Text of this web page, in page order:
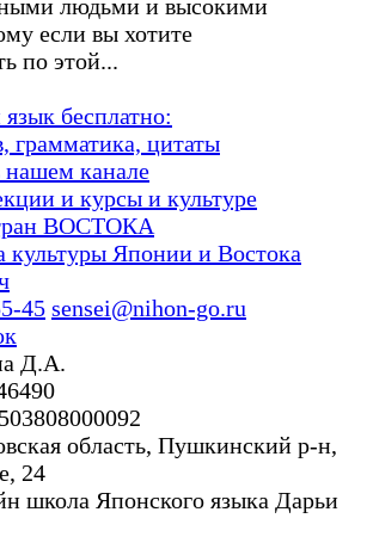
людьми и высокими
если вы хотите
по этой...
бесплатно:
грамматика, цитаты
нашем канале
и курсы и культуре
ВОСТОКА
Японии и Востока
45 sensei@nihon-go.ru
Д.А.
область, Пушкинский р-н,
24
школа Японского языка Дарьи